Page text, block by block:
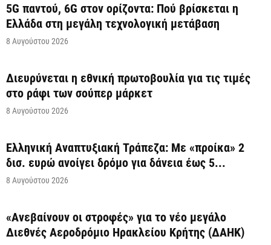
5G παντού, 6G στον ορίζοντα: Πού βρίσκεται η
Ελλάδα στη μεγάλη τεχνολογική μετάβαση
8 Αυγούστου 2026
Διευρύνεται η εθνική πρωτοβουλία για τις τιμές
στο ράφι των σούπερ μάρκετ
8 Αυγούστου 2026
Ελληνική Αναπτυξιακή Τράπεζα: Με «προίκα» 2
δισ. ευρώ ανοίγει δρόμο για δάνεια έως 5...
8 Αυγούστου 2026
«Ανεβαίνουν οι στροφές» για το νέο μεγάλο
Διεθνές Αεροδρόμιο Ηρακλείου Κρήτης (ΔΑΗΚ)